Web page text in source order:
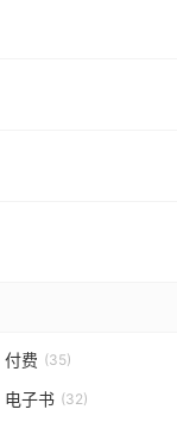
付费 (35)
电子书 (32)